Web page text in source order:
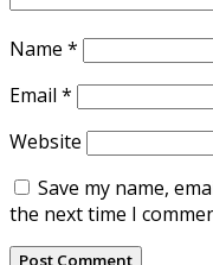
Name *
Email *
Website
Save my name,
the next time I